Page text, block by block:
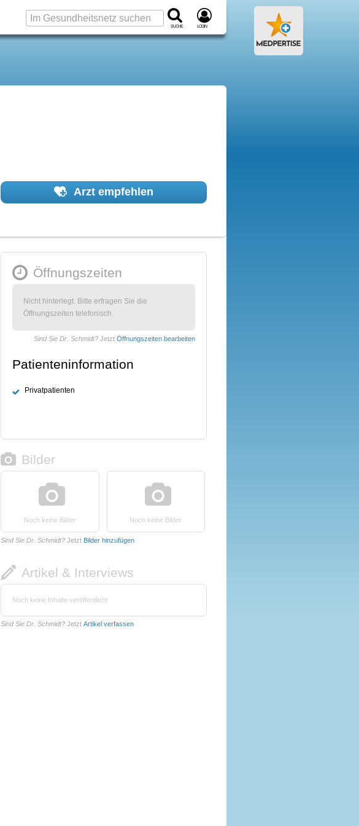
Suche Login
Arzt empfehlen
Öffnungszeiten
Nicht hinterlegt. Bitte erfragen Sie die
Öffnungszeiten telefonisch.
Sind Sie Dr. Schmidt? Jetzt Öffnungszeiten bearbeiten
Patienteninformation
Privatpatienten
Bilder
Noch keine Bilder Noch keine Bilder
Sind Sie Dr. Schmidt? Jetzt Bilder hinzufügen
Artikel & Interviews
Noch keine Inhalte veröffentlicht
Sind Sie Dr. Schmidt? Jetzt Artikel verfassen